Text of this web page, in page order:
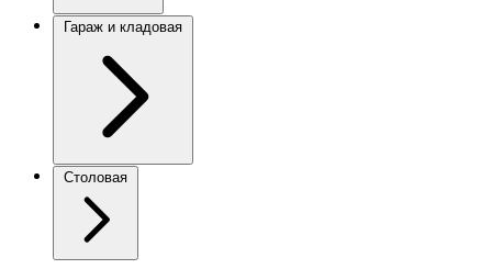
Гараж и кладовая
Столовая